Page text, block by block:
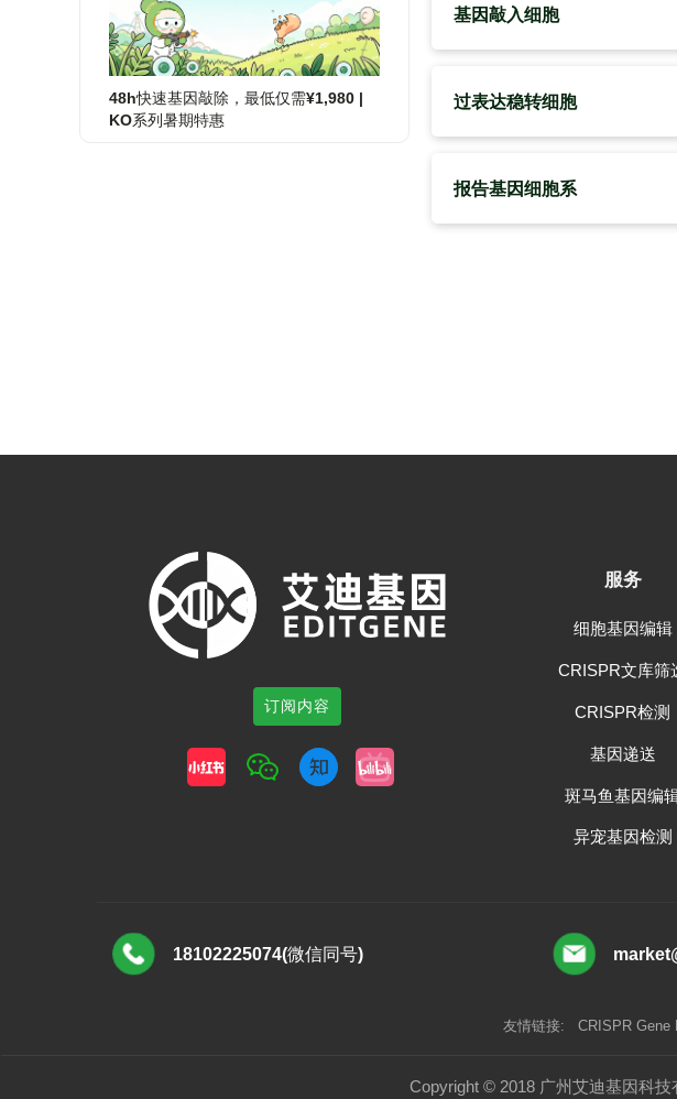
48h快速基因敲除，最低仅需¥1,980 |
KO系列暑期特惠
基因敲入细胞
过表达稳转细胞
报告基因细胞系
订阅内容
服务
细胞基因编辑
CRISPR文库筛
CRISPR检测
基因递送
斑马鱼基因编
异宠基因检测
18102225074(微信同号)
友情链接: CRISPR Gene
Copyright © 2018 广州艾迪基因科